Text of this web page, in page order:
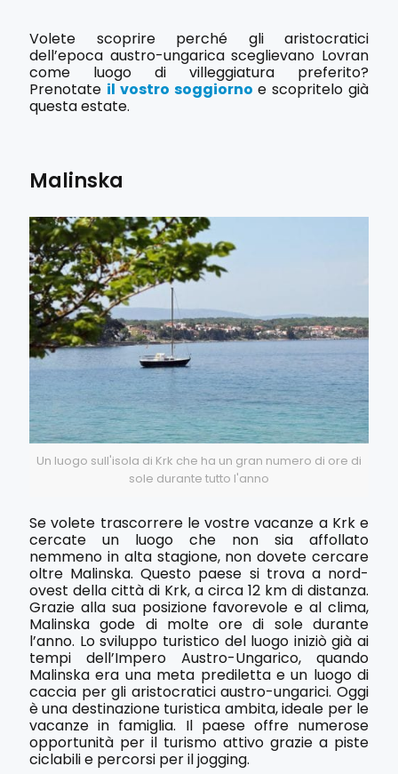
Volete scoprire perché gli aristocratici
dell’epoca austro-ungarica sceglievano Lovran
come luogo di villeggiatura preferito?
Prenotate il vostro soggiorno e scopritelo già
questa estate.
Malinska
Un luogo sull'isola di Krk che ha un gran numero di ore di
sole durante tutto l'anno
Se volete trascorrere le vostre vacanze a Krk e
cercate un luogo che non sia affollato
nemmeno in alta stagione, non dovete cercare
oltre Malinska. Questo paese si trova a nord-
ovest della città di Krk, a circa 12 km di distanza.
Grazie alla sua posizione favorevole e al clima,
Malinska gode di molte ore di sole durante
l’anno. Lo sviluppo turistico del luogo iniziò già ai
tempi dell’Impero Austro-Ungarico, quando
Malinska era una meta prediletta e un luogo di
caccia per gli aristocratici austro-ungarici. Oggi
è una destinazione turistica ambita, ideale per le
vacanze in famiglia. Il paese offre numerose
opportunità per il turismo attivo grazie a piste
ciclabili e percorsi per il jogging.